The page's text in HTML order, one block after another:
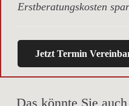
Erstberatungskosten
Jetzt Termin
Das könnte Sie